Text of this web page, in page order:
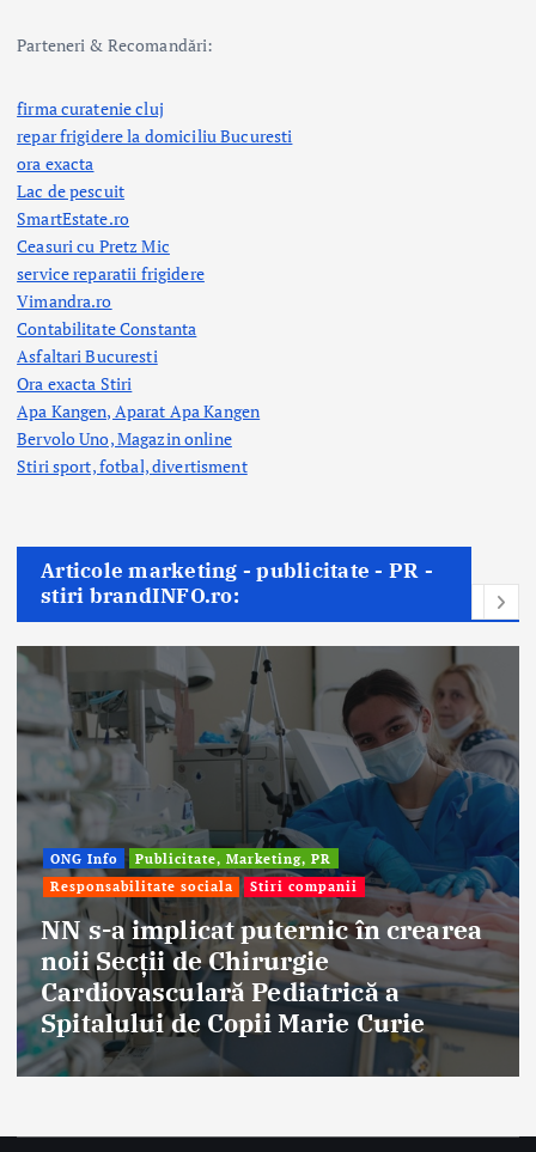
Parteneri & Recomandări:
firma curatenie cluj
repar frigidere la domiciliu Bucuresti
ora exacta
Lac de pescuit
SmartEstate.ro
Ceasuri cu Pretz Mic
service reparatii frigidere
Vimandra.ro
Contabilitate Constanta
Asfaltari Bucuresti
Ora exacta Stiri
Apa Kangen, Aparat Apa Kangen
Bervolo Uno, Magazin online
Stiri sport, fotbal,divertisment
Articole marketing - publicitate - PR -
stiri brandINFO.ro:
ONG Info
Publicitate, Marketing, PR
Responsabilitate sociala
Stiri companii
NN s-a implicat puternic în crearea
noii Secții de Chirurgie
Cardiovasculară Pediatrică a
Spitalului de Copii Marie Curie